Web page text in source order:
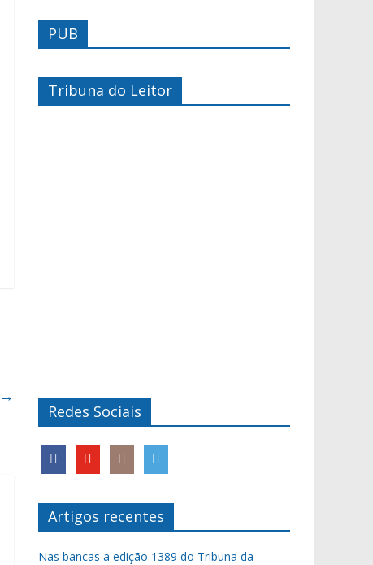
→
PUB
Tribuna do Leitor
Redes Sociais
Artigos recentes
Nas bancas a edição 1389 do Tribuna da